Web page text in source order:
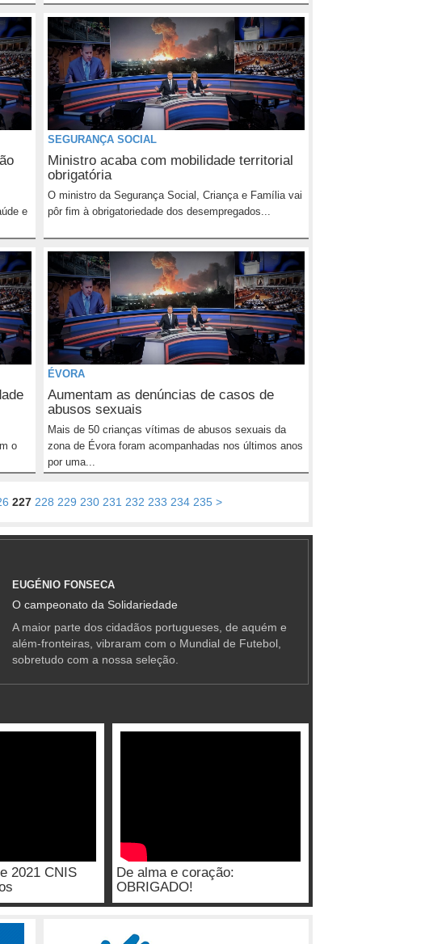
e
SEGURANÇA SOCIAL
Ministro acaba com mobilidade territorial
obrigatória
O ministro da Segurança Social, Criança e Família vai
pôr fim à obrigatoriedade dos desempregados...
o
ÉVORA
Aumentam as denúncias de casos de
abusos sexuais
Mais de 50 crianças vítimas de abusos sexuais da
zona de Évora foram acompanhadas nos últimos anos
por uma...
227 228 229 230 231 232 233 234 235 >
EUGÉNIO FONSECA
O campeonato da Solidariedade
A maior parte dos cidadãos portugueses, de aquém e
além-fronteiras, vibraram com o Mundial de Futebol,
sobretudo com a nossa seleção.
2021 CNIS
De alma e coração:
OBRIGADO!